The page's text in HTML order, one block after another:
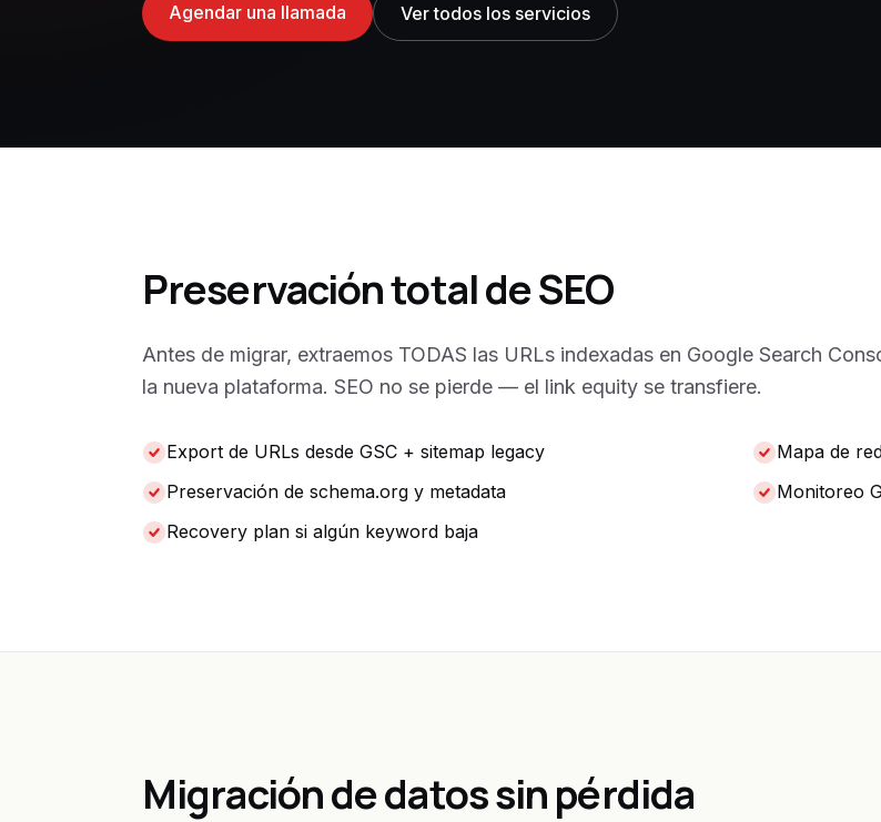
Agendar una llamada Ver todos los servicios
Preservación total de SEO
Antes de migrar, extraemos TODAS las URLs indexadas en Google Search
la nueva plataforma. SEO no se pierde — el link equity se transfiere.
Export de URLs desde GSC + sitemap legacy
Mapa de
Preservación de schema.org y metadata
Monitoreo
Recovery plan si algún keyword baja
Migración de datos sin pérdida